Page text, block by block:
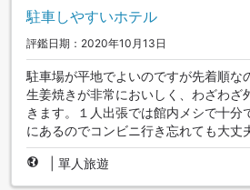
駐車しやすいホテル
評鑑日期：2020年10月13日
駐車場が平地でよいのですが先着順な
生姜焼きが非常においしく、わざわざ
きます。１人出張では館内メシで十分
にあるのでコンビニ行き忘れても大丈
單人旅遊